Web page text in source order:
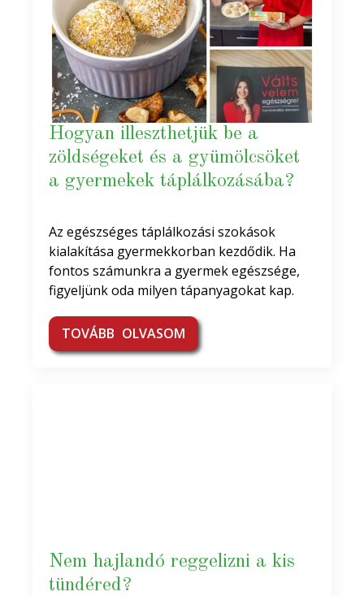
Hogyan illeszthetjük be a
zöldségeket és a gyümölcsöket
a gyermekek táplálkozásába?
Az egészséges táplálkozási szokások
kialakítása gyermekkorban kezdődik. Ha
fontos számunkra a gyermek egészsége,
figyeljünk oda milyen tápanyagokat kap.
TOVÁBB OLVASOM
Nem hajlandó reggelizni a kis
tündéred?